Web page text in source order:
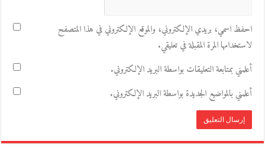
احفظ اسمي، بريدي الإلكتروني، والموقع الإلكتروني في هذا المتصفح
لاستخدامها المرة المقبلة في تعليقي.
أعلمني بمتابعة التعليقات بواسطة البريد الإلكتروني.
أعلمني بالمواضيع الجديدة بواسطة البريد الإلكتروني.